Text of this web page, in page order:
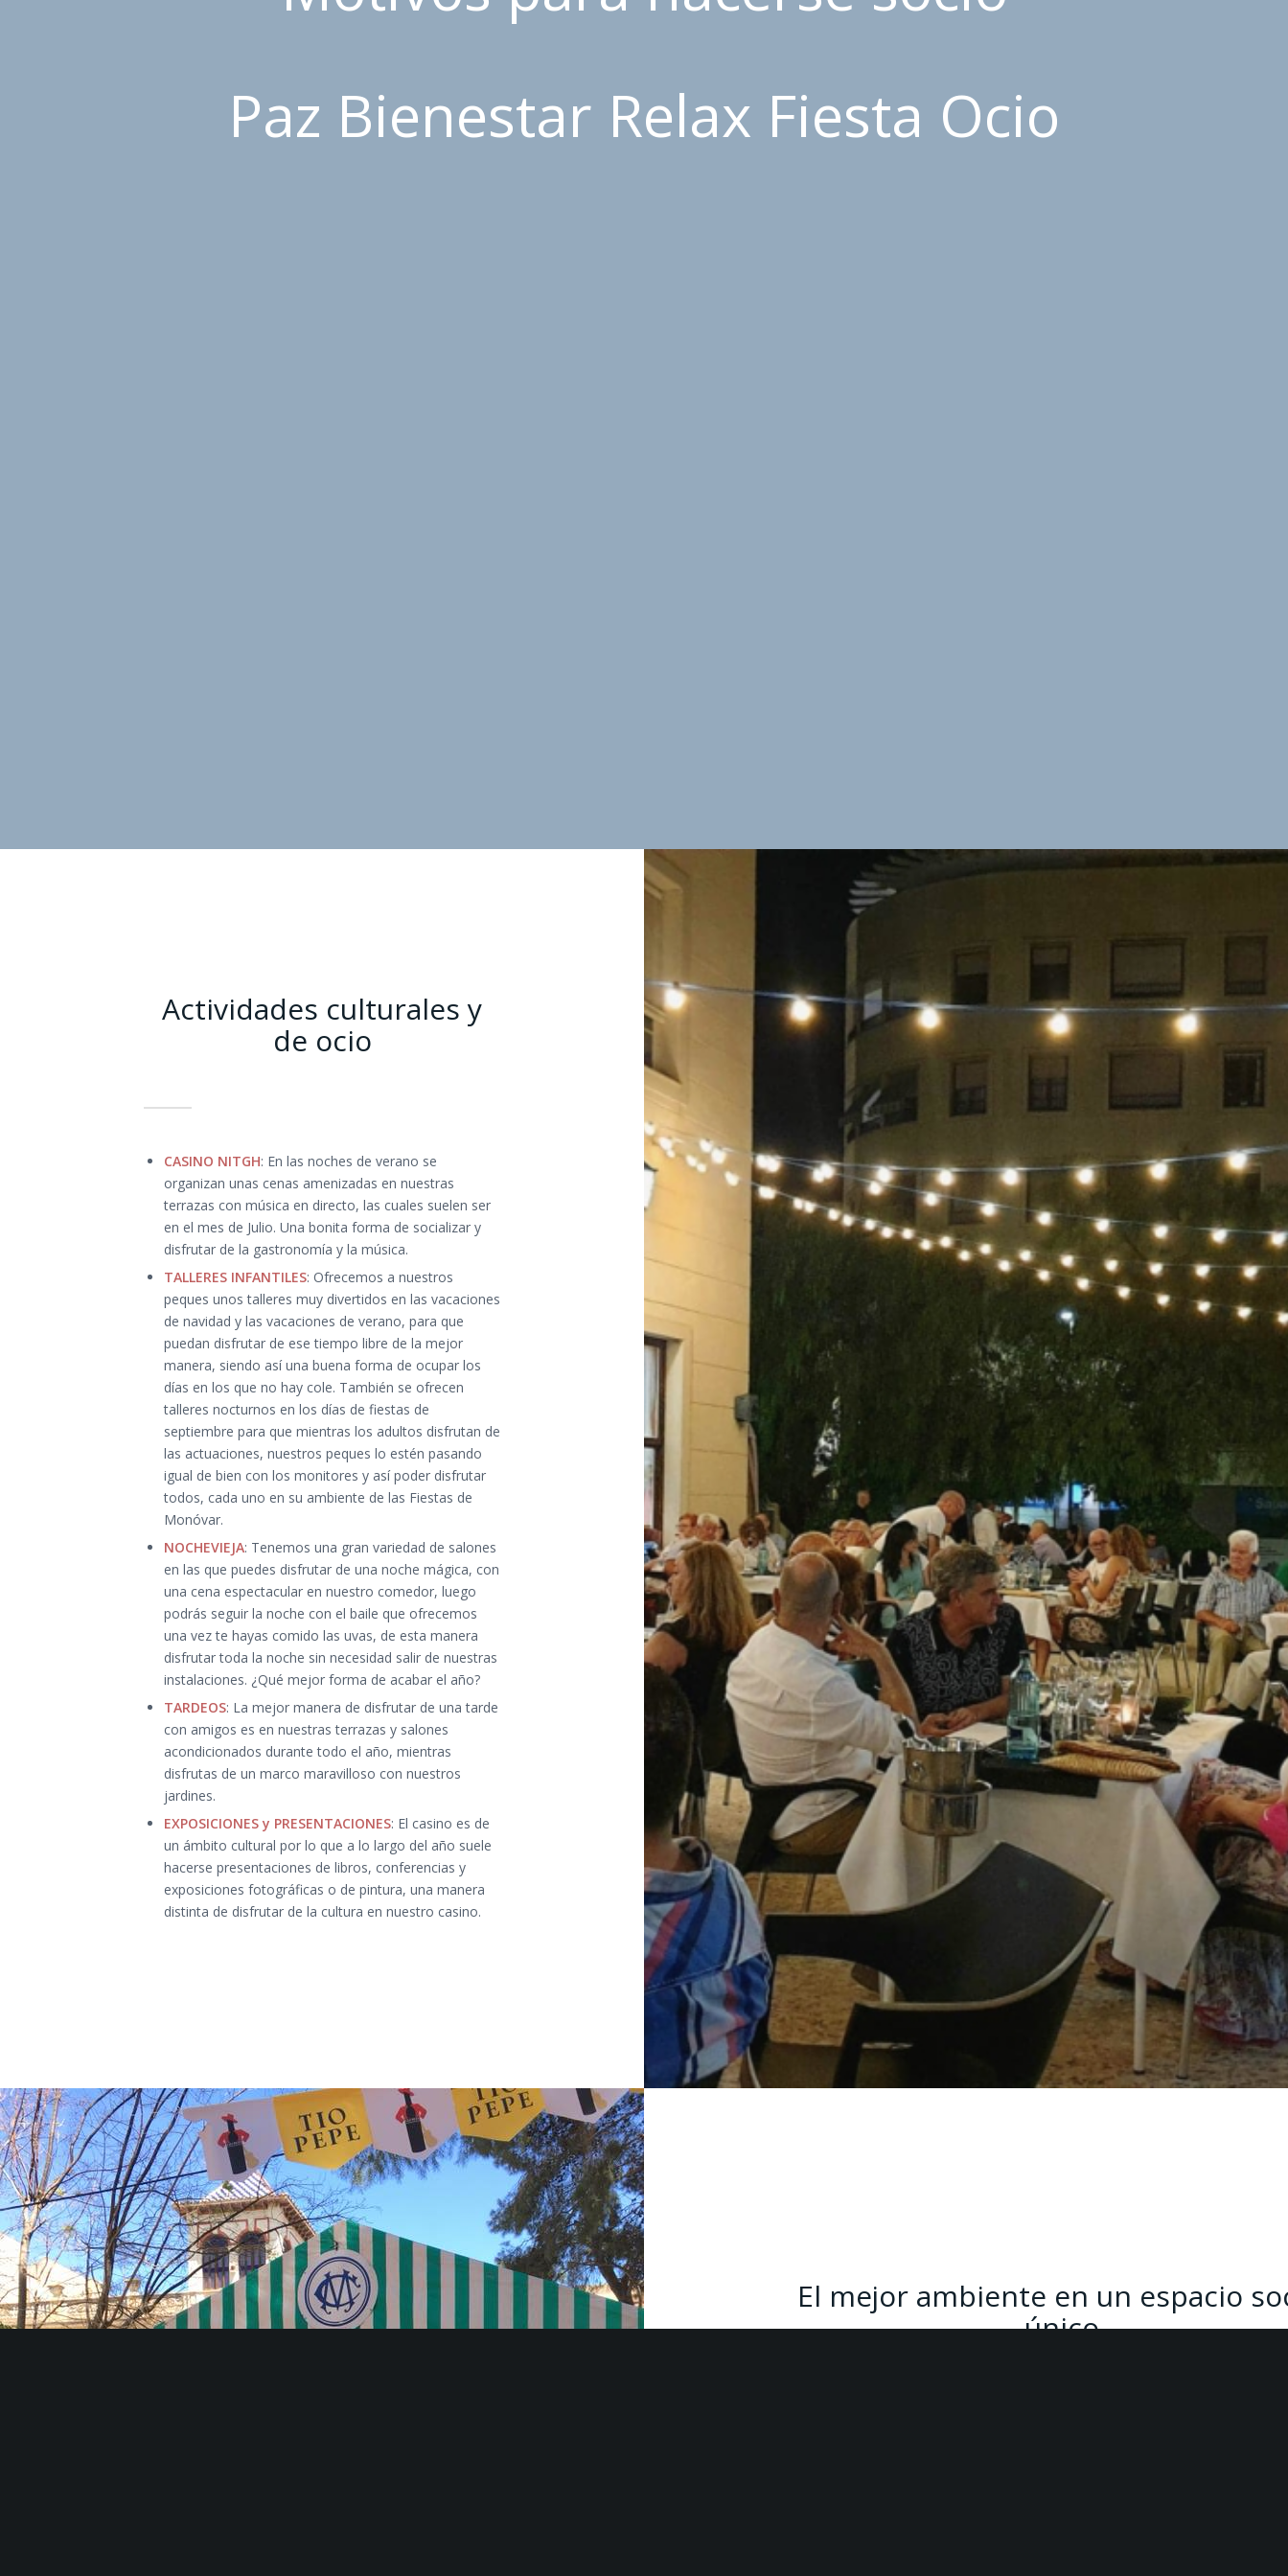
Paz Bienestar Relax Fiesta Ocio
Actividades culturales y
de ocio
CASINO NITGH: En las noches de verano se
organizan unas cenas amenizadas en nuestras
terrazas con música en directo, las cuales suelen ser
en el mes de Julio. Una bonita forma de socializar y
disfrutar de la gastronomía y la música.
TALLERES INFANTILES: Ofrecemos a nuestros
peques unos talleres muy divertidos en las vacaciones
de navidad y las vacaciones de verano, para que
puedan disfrutar de ese tiempo libre de la mejor
manera, siendo así una buena forma de ocupar los
días en los que no hay cole. También se ofrecen
talleres nocturnos en los días de fiestas de
septiembre para que mientras los adultos disfrutan de
las actuaciones, nuestros peques lo estén pasando
igual de bien con los monitores y así poder disfrutar
todos, cada uno en su ambiente de las Fiestas de
Monóvar.
NOCHEVIEJA: Tenemos una gran variedad de salones
en las que puedes disfrutar de una noche mágica, con
una cena espectacular en nuestro comedor, luego
podrás seguir la noche con el baile que ofrecemos
una vez te hayas comido las uvas, de esta manera
disfrutar toda la noche sin necesidad salir de nuestras
instalaciones. ¿Qué mejor forma de acabar el año?
TARDEOS: La mejor manera de disfrutar de una tarde
con amigos es en nuestras terrazas y salones
acondicionados durante todo el año, mientras
disfrutas de un marco maravilloso con nuestros
jardines.
EXPOSICIONES y PRESENTACIONES: El casino es de
un ámbito cultural por lo que a lo largo del año suele
hacerse presentaciones de libros, conferencias y
exposiciones fotográficas o de pintura, una manera
distinta de disfrutar de la cultura en nuestro casino.
El mejor ambiente en un espacio
único